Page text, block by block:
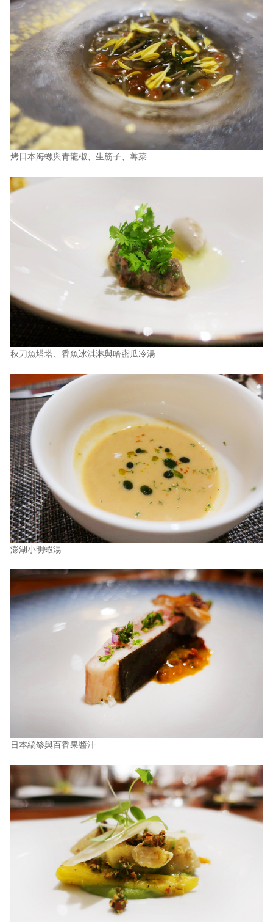
烤日本海螺與青龍椒、生筋子、蓴菜
秋刀魚塔塔、香魚冰淇淋與哈密瓜冷湯
澎湖小明蝦湯
日本縞鲹與百香果醬汁